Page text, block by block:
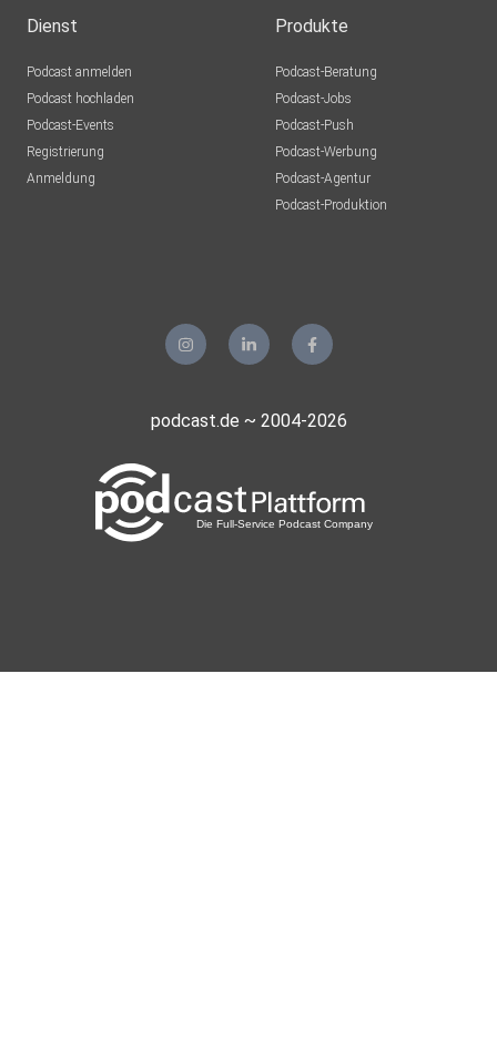
Dienst
Podcast anmelden
Podcast hochladen
Podcast-Events
Registrierung
Anmeldung
Produkte
Podcast-Beratung
Podcast-Jobs
Podcast-Push
Podcast-Werbung
Podcast-Agentur
Podcast-Produktion
podcast.de ~ 2004-2026